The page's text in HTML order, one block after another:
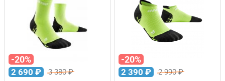
-20%
2 690 ₽ 3 380₽
-20%
2 390 ₽ 2 990₽